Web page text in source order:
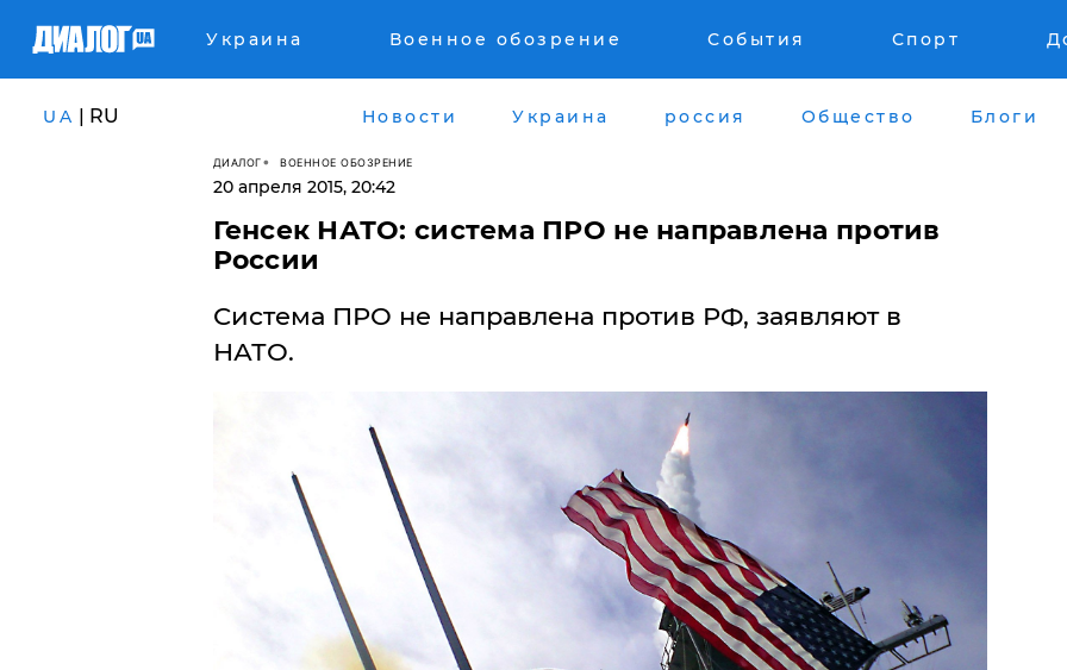
Украина Военное обозрение События Спорт
UA | RU Новости Украина россия Общество Блоги
ДИАЛОГ ВОЕННОЕ ОБОЗРЕНИЕ
20 апреля 2015, 20:42
Генсек НАТО: система ПРО не направлена против
России
Система ПРО не направлена против РФ, заявляют в
НАТО.